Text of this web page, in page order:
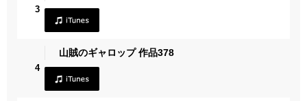
3
4
山賊のギャロップ 作品378